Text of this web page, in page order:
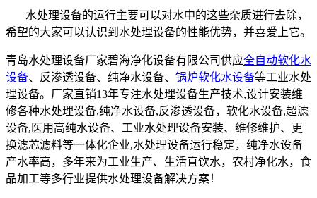
水处理设备的运行主要可以对水中的这些杂质进行去除，
希望的大家可以认识到水处理设备的性能优势，并喜爱上它。
青岛水处理设备厂家碧海净化设备有限公司供应全自动软化水
设备、反渗透设备、纯净水设备、 锅炉软化水设备等工业水处
理设备。厂家直销13年专注水处理设备生产技术,设计安装维
修各种水处理设备,纯净水设备,反渗透设备，软化水设备,超滤
设备,医用高纯水设备、工业水处理设备安装、维修维护、更
换滤芯滤料等一体化企业,水处理设备运行稳定，纯净水设备
产水率高，多年来为工业生产、生活直饮水，农村净化水，食
品加工等多行业提供水处理设备解决方案！